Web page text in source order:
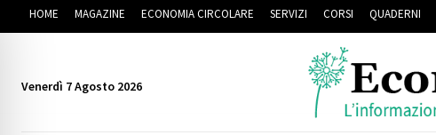
HOME MAGAZINE ECONOMIA CIRCOLARE SERVIZI CORSI QUADERNI
Venerdì 7 Agosto 2026